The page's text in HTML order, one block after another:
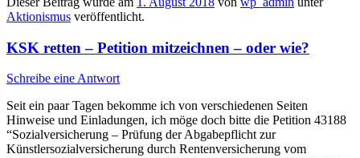
Aktionismus veröffentlicht.
KSK retten – Petition mitzeichnen – oder wie?
Schreibe eine Antwort
Seit ein paar Tagen bekomme ich von verschiedenen Seiten
Hinweise und Einladungen, ich möge doch bitte die Petition 43188
“Sozialversicherung – Prüfung der Abgabepflicht zur
Künstlersozialversicherung durch Rentenversicherung vom